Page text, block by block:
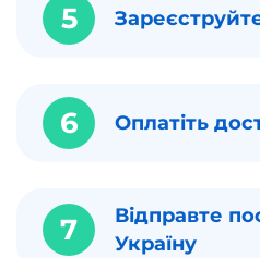
5
6 Оплатіть
7
Відправте
Україну